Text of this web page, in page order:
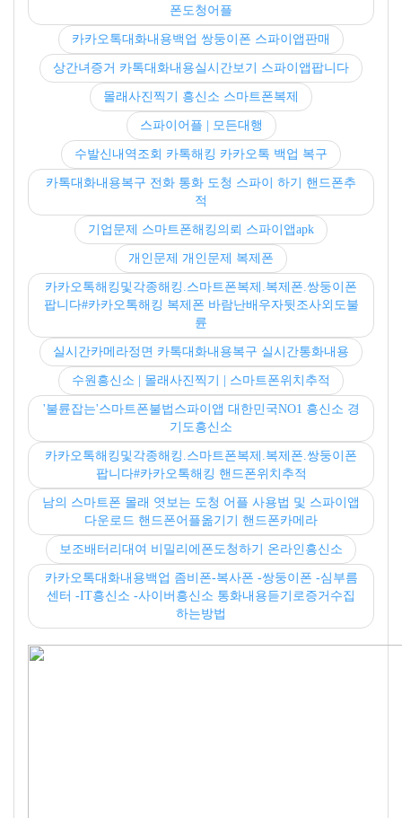
폰도청어플
카카오톡대화내용백업 쌍둥이폰 스파이앱판매
상간녀증거 카톡대화내용실시간보기 스파이앱팝니다
몰래사진찍기 흥신소 스마트폰복제
스파이어플 | 모든대행
수발신내역조회 카톡해킹 카카오톡 백업 복구
카톡대화내용복구 전화 통화 도청 스파이 하기 핸드폰추
적
기업문제 스마트폰해킹의뢰 스파이앱apk
개인문제 개인문제 복제폰
카카오톡해킹및각종해킹.스마트폰복제.복제폰.쌍둥이폰
팝니다#카카오톡해킹 복제폰 바람난배우자뒷조사외도불
륜
실시간카메라정면 카톡대화내용복구 실시간통화내용
수원흥신소 | 몰래사진찍기 | 스마트폰위치추적
'불륜잡는'스마트폰불법스파이앱 대한민국NO1 흥신소 경
기도흥신소
카카오톡해킹및각종해킹.스마트폰복제.복제폰.쌍둥이폰
팝니다#카카오톡해킹 핸드폰위치추적
남의 스마트폰 몰래 엿보는 도청 어플 사용법 및 스파이앱
다운로드 핸드폰어플옮기기 핸드폰카메라
보조배터리대여 비밀리에폰도청하기 온라인흥신소
카카오톡대화내용백업 좀비폰-복사폰 -쌍둥이폰 -심부름
센터 -IT흥신소 -사이버흥신소 통화내용듣기로증거수집
하는방법